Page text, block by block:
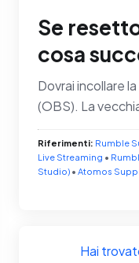
Se
cosa
Dovrai incollare
(OBS). La
Riferimenti: Rumble
Live Streaming •
Studio) • Atomos
Hai